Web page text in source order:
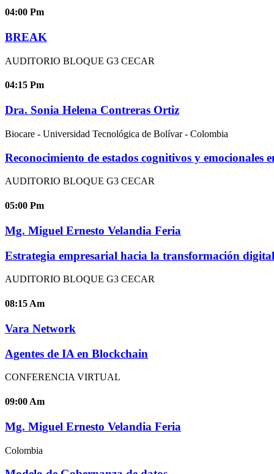
04:00 Pm
BREAK
AUDITORIO BLOQUE G3 CECAR
04:15 Pm
Dra. Sonia Helena Contreras Ortiz
Biocare - Universidad Tecnológica de Bolívar - Colombia
Reconocimiento de estados cognitivos y emocionales
AUDITORIO BLOQUE G3 CECAR
05:00 Pm
Mg. Miguel Ernesto Velandia Feria
Estrategia empresarial hacia la transformación digital
AUDITORIO BLOQUE G3 CECAR
08:15 Am
Vara Network
Agentes de IA en Blockchain
CONFERENCIA VIRTUAL
09:00 Am
Mg. Miguel Ernesto Velandia Feria
Colombia